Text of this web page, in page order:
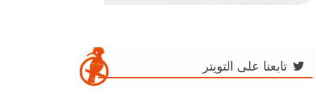
تابعنا على التويتر